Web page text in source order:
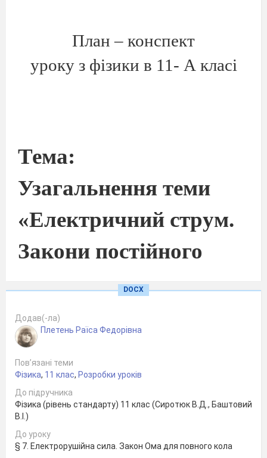
План – конспект
уроку з фізики в 11- А класі
Тема:
Узагальнення теми
«Електричний струм.
Закони постійного
вчитель
Пологівської
DOCX
Додав(-ла)
Плетень Раїса Федорівна
Пов’язані теми
Фізика, 11 клас, Розробки уроків
До підручника
Фізика (рівень стандарту) 11 клас (Сиротюк В.Д., Баштовий
В.І.)
До уроку
§ 7. Електрорушійна сила. Закон Ома для повного кола